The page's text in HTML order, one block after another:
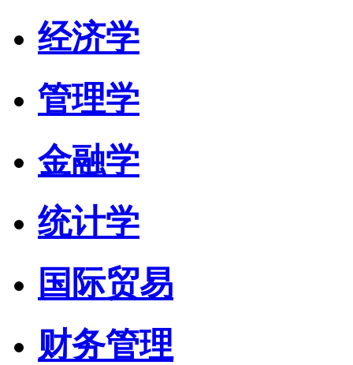
经济学
管理学
金融学
统计学
国际贸易
财务管理